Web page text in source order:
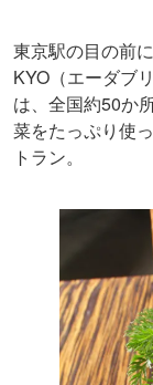
東京駅の目の前
KYO（エーダブ
は、全国約50か
菜をたっぷり使
トラン。